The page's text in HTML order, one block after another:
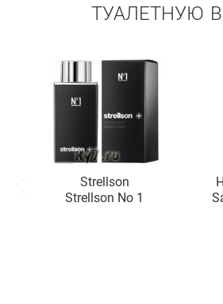
ТУАЛЕТНУЮ
Strellson
Strellson No 1